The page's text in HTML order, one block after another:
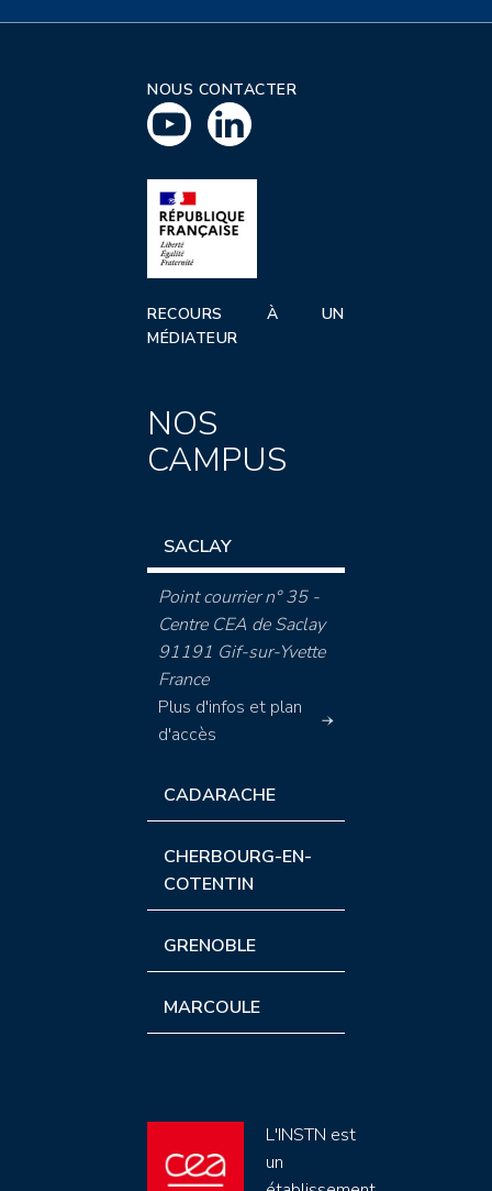
NOUS CONTACTER
RECOURS À UN
MÉDIATEUR
NOS
CAMPUS
SACLAY
Point courrier n° 35 -
Centre CEA de Saclay
91191 Gif-sur-Yvette
France
Plus d'infos et plan
d'accès
CADARACHE
CHERBOURG-EN-
COTENTIN
GRENOBLE
MARCOULE
L'INSTN est
un